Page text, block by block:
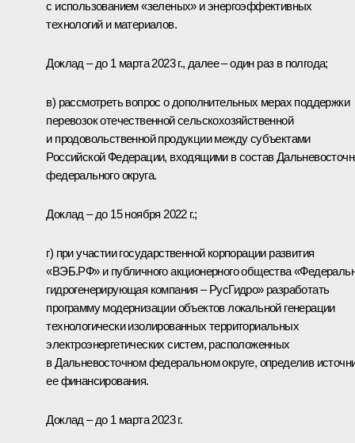
с использованием «зеленых» и энергоэффективных
технологий и материалов.
Доклад – до 1 марта 2023 г., далее – один раз в полгода;
в) рассмотреть вопрос о дополнительных мерах поддержки
перевозок отечественной сельскохозяйственной
и продовольственной продукции между субъектами
Российской Федерации, входящими в состав
федерального округа.
Доклад – до 15 ноября 2022 г.;
г) при участии государственной корпорации развития
«ВЭБ.РФ» и публичного акционерного общества
гидрогенерирующая компания – РусГидро» разработать
программу модернизации объектов локальной генерации
технологически изолированных территориальных
электроэнергетических систем, расположенных
в Дальневосточном федеральном округе, определив
ее финансирования.
Доклад – до 1 марта 2023 г.